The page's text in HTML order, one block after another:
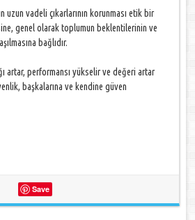
uzun vadeli çıkarlarının korunması etik bir
genel olarak toplumun beklentilerinin ve
bağlıdır.
performansı yükselir ve değeri artar
başkalarına ve kendine güven
Save